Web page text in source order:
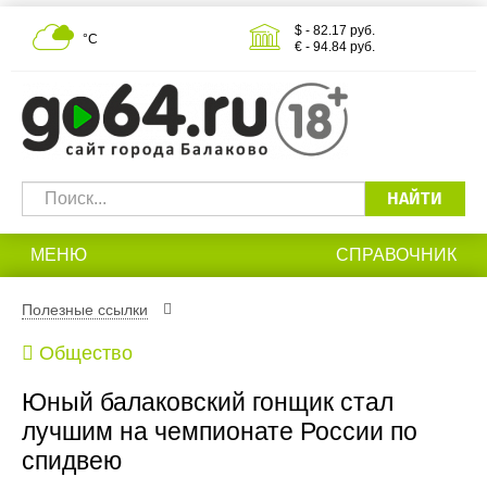
°С
$ - 82.17 руб.
€ - 94.84 руб.
НАЙТИ
МЕНЮ СПРАВОЧНИК
Полезные ссылки
Общество
Юный балаковский гонщик стал
лучшим на чемпионате России по
спидвею